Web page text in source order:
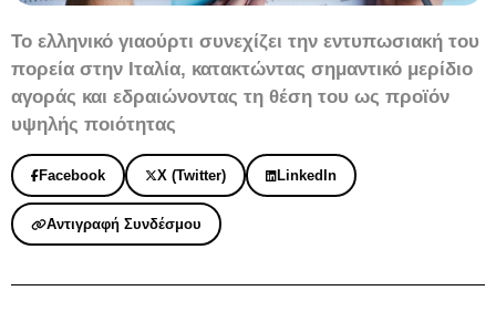
Το ελληνικό γιαούρτι συνεχίζει την εντυπωσιακή του
πορεία στην Ιταλία, κατακτώντας σημαντικό μερίδιο
αγοράς και εδραιώνοντας τη θέση του ως προϊόν
υψηλής ποιότητας
Facebook X (Twitter) LinkedIn
Αντιγραφή Συνδέσμου